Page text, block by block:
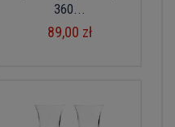
360...
89,00 zł